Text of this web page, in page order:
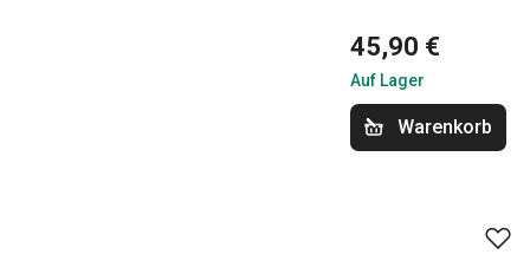
45,90 €
Auf Lager
Warenkorb